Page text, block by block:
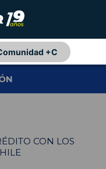
+C
CON LOS